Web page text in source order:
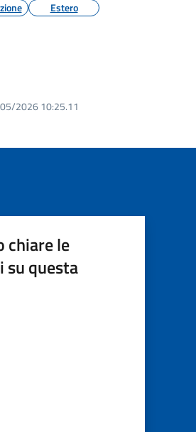
Estero
2026 10:25.11
chiare le
su questa